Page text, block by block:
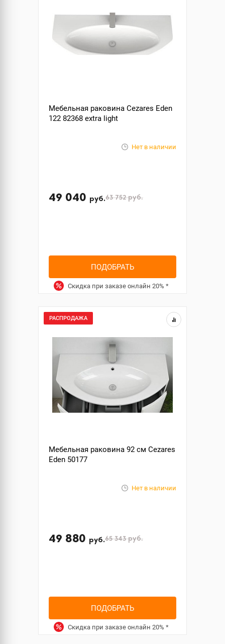
Мебельная раковина Cezares Eden
122 82368 extra light
Нет в наличии
49 040 руб.63 752руб.
ПОДОБРАТЬ
Скидка при заказе онлайн 20% *
РАСПРОДАЖА
Мебельная раковина 92 см Cezares
Eden 50177
Нет в наличии
49 880 руб.65 343руб.
ПОДОБРАТЬ
Скидка при заказе онлайн 20% *